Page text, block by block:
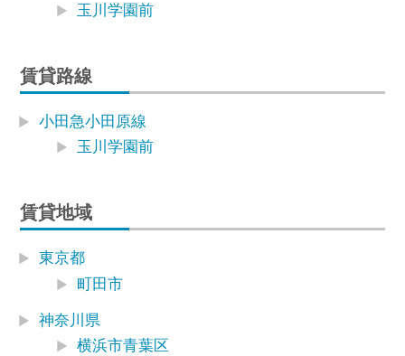
玉川学園前
賃貸路線
小田急小田原線
玉川学園前
賃貸地域
東京都
町田市
神奈川県
横浜市青葉区